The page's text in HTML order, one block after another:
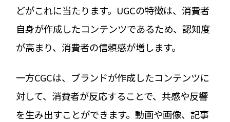
どがこれに当たります。UGCの特徴は、消費者
自身が作成したコンテンツであるため、認知度
が高まり、消費者の信頼感が増します。
一方CGCは、ブランドが作成したコンテンツに
対して、消費者が反応することで、共感や反響
を生み出すことができます。動画や画像、記事